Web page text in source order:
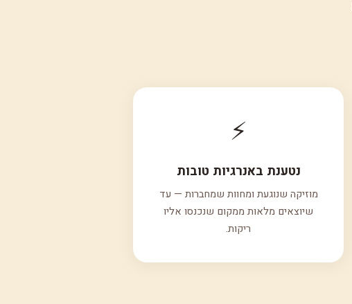
⚡
נטענת באנרגיות טובות
מוזיקה שנוגעת ומחוות שמחברות — עד
שיוצאים מלאות ממקום שנכנסו אליו
ריקות.